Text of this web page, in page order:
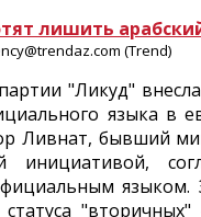
лишить
(Trend)
"Ликуд"
языка в
Ливнат, бывший
инициативой,
языком.